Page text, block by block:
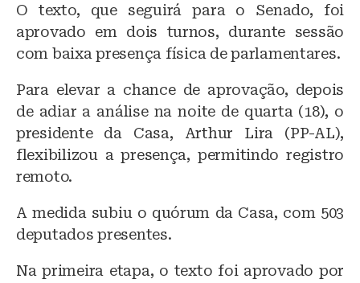
O texto, que seguirá para o Senado, foi
aprovado em dois turnos, durante sessão
com baixa presença física de parlamentares.
Para elevar a chance de aprovação, depois
de adiar a análise na noite de quarta (18), o
presidente da Casa, Arthur Lira (PP-AL),
flexibilizou a presença, permitindo registro
remoto.
A medida subiu o quórum da Casa, com 503
deputados presentes.
Na primeira etapa, o texto foi aprovado por